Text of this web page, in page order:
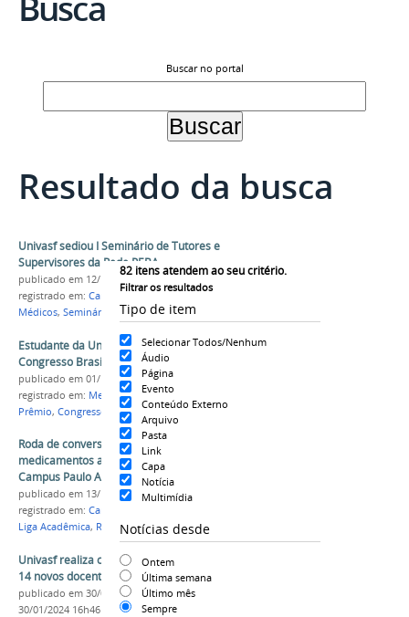
Buscar no portal
Resultado da busca
82 itens atendem ao seu critério.
Filtrar os resultados
Tipo de item
Selecionar Todos/Nenhum
Áudio
Página
Evento
Conteúdo Externo
Arquivo
Pasta
Link
Capa
Notícia
Multimídia
Notícias desde
Ontem
Última semana
Último mês
Sempre
Univasf sediou I Seminário de Tutores e
Supervisores da Rede PEBA
publicado em 12/12/2018
registrado em: Campus Sede,Medicina,Mais
Médicos, Seminário
Estudante da Univasf é premiado no 76º
Congresso Brasileiro de Cardiologia
publicado em 01/12/2021
registrado em: Medicina Cardiologia
Prêmio, Congresso
Roda de conversa sobre medicina e uso de
medicamentos acontece amanhã (14) no
Campus Paulo Afonso
publicado em 13/12/2018
registrado em: Campus Paulo Afonso
Liga Acadêmica, Roda Temática
Univasf realiza cerimônia de posse coletiva de
14 novos docentes
publicado em 30/01/2024 —última modificação
30/01/2024 16h46